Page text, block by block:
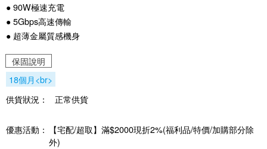
● 90W極速充電
● 5Gbps高速傳輸
● 超薄金屬質感機身
保固說明
18個月<br>
供貨狀況：
正常供貨
優惠活動：
【宅配/超取】滿$2000現折2%(福利品/特價/加購部分除
外)